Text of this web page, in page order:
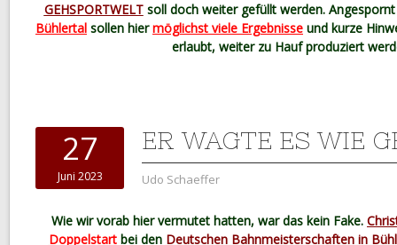
GEHSPORTWELTsoll doch weiter gefüllt werden.
Bühlertal sollen hiermöglichst viele Ergebnisse und kurze
erlaubt, weiter zu Hauf produziert
27
Juni 2023
ER WAGTE ES WIE
Udo Schaeffer
Wie wir vorab hier vermutet hatten, war das kein Fake.
Doppelstartbei den Deutschen Bahnmeisterschaften in